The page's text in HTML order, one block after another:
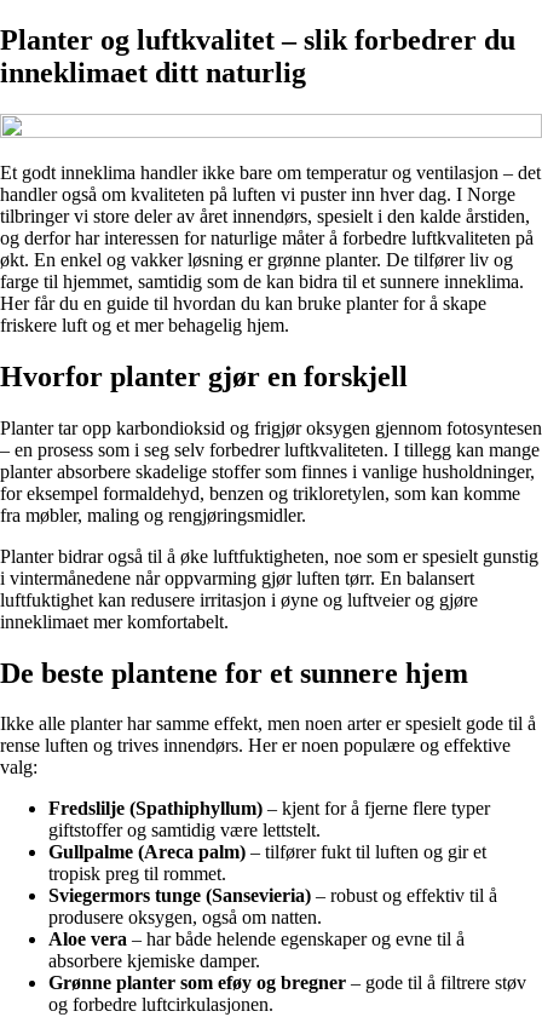
Planter og luftkvalitet – slik forbedrer du
inneklimaet ditt naturlig
Et godt inneklima handler ikke bare om temperatur og ventilasjon – det
handler også om kvaliteten på luften vi puster inn hver dag. I Norge
tilbringer vi store deler av året innendørs, spesielt i den kalde årstiden,
og derfor har interessen for naturlige måter å forbedre luftkvaliteten på
økt. En enkel og vakker løsning er grønne planter. De tilfører liv og
farge til hjemmet, samtidig som de kan bidra til et sunnere inneklima.
Her får du en guide til hvordan du kan bruke planter for å skape
friskere luft og et mer behagelig hjem.
Hvorfor planter gjør en forskjell
Planter tar opp karbondioksid og frigjør oksygen gjennom fotosyntesen
– en prosess som i seg selv forbedrer luftkvaliteten. I tillegg kan mange
planter absorbere skadelige stoffer som finnes i vanlige husholdninger,
for eksempel formaldehyd, benzen og trikloretylen, som kan komme
fra møbler, maling og rengjøringsmidler.
Planter bidrar også til å øke luftfuktigheten, noe som er spesielt gunstig
i vintermånedene når oppvarming gjør luften tørr. En balansert
luftfuktighet kan redusere irritasjon i øyne og luftveier og gjøre
inneklimaet mer komfortabelt.
De beste plantene for et sunnere hjem
Ikke alle planter har samme effekt, men noen arter er spesielt gode til å
rense luften og trives innendørs. Her er noen populære og effektive
valg:
Fredslilje (Spathiphyllum) – kjent for å fjerne flere typer
giftstoffer og samtidig være lettstelt.
Gullpalme (Areca palm) – tilfører fukt til luften og gir et
tropisk preg til rommet.
Sviegermors tunge (Sansevieria) – robust og effektiv til å
produsere oksygen, også om natten.
Aloe vera – har både helende egenskaper og evne til å
absorbere kjemiske damper.
Grønne planter som eføy og bregner – gode til å filtrere støv
og forbedre luftcirkulasjonen.